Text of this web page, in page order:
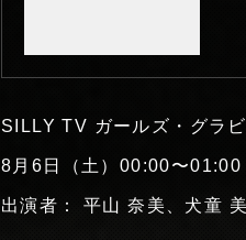
SILLY TV ガールズ・グラ
8月6日（土）00:00〜01:00
出演者： 平山 奈美、犬童